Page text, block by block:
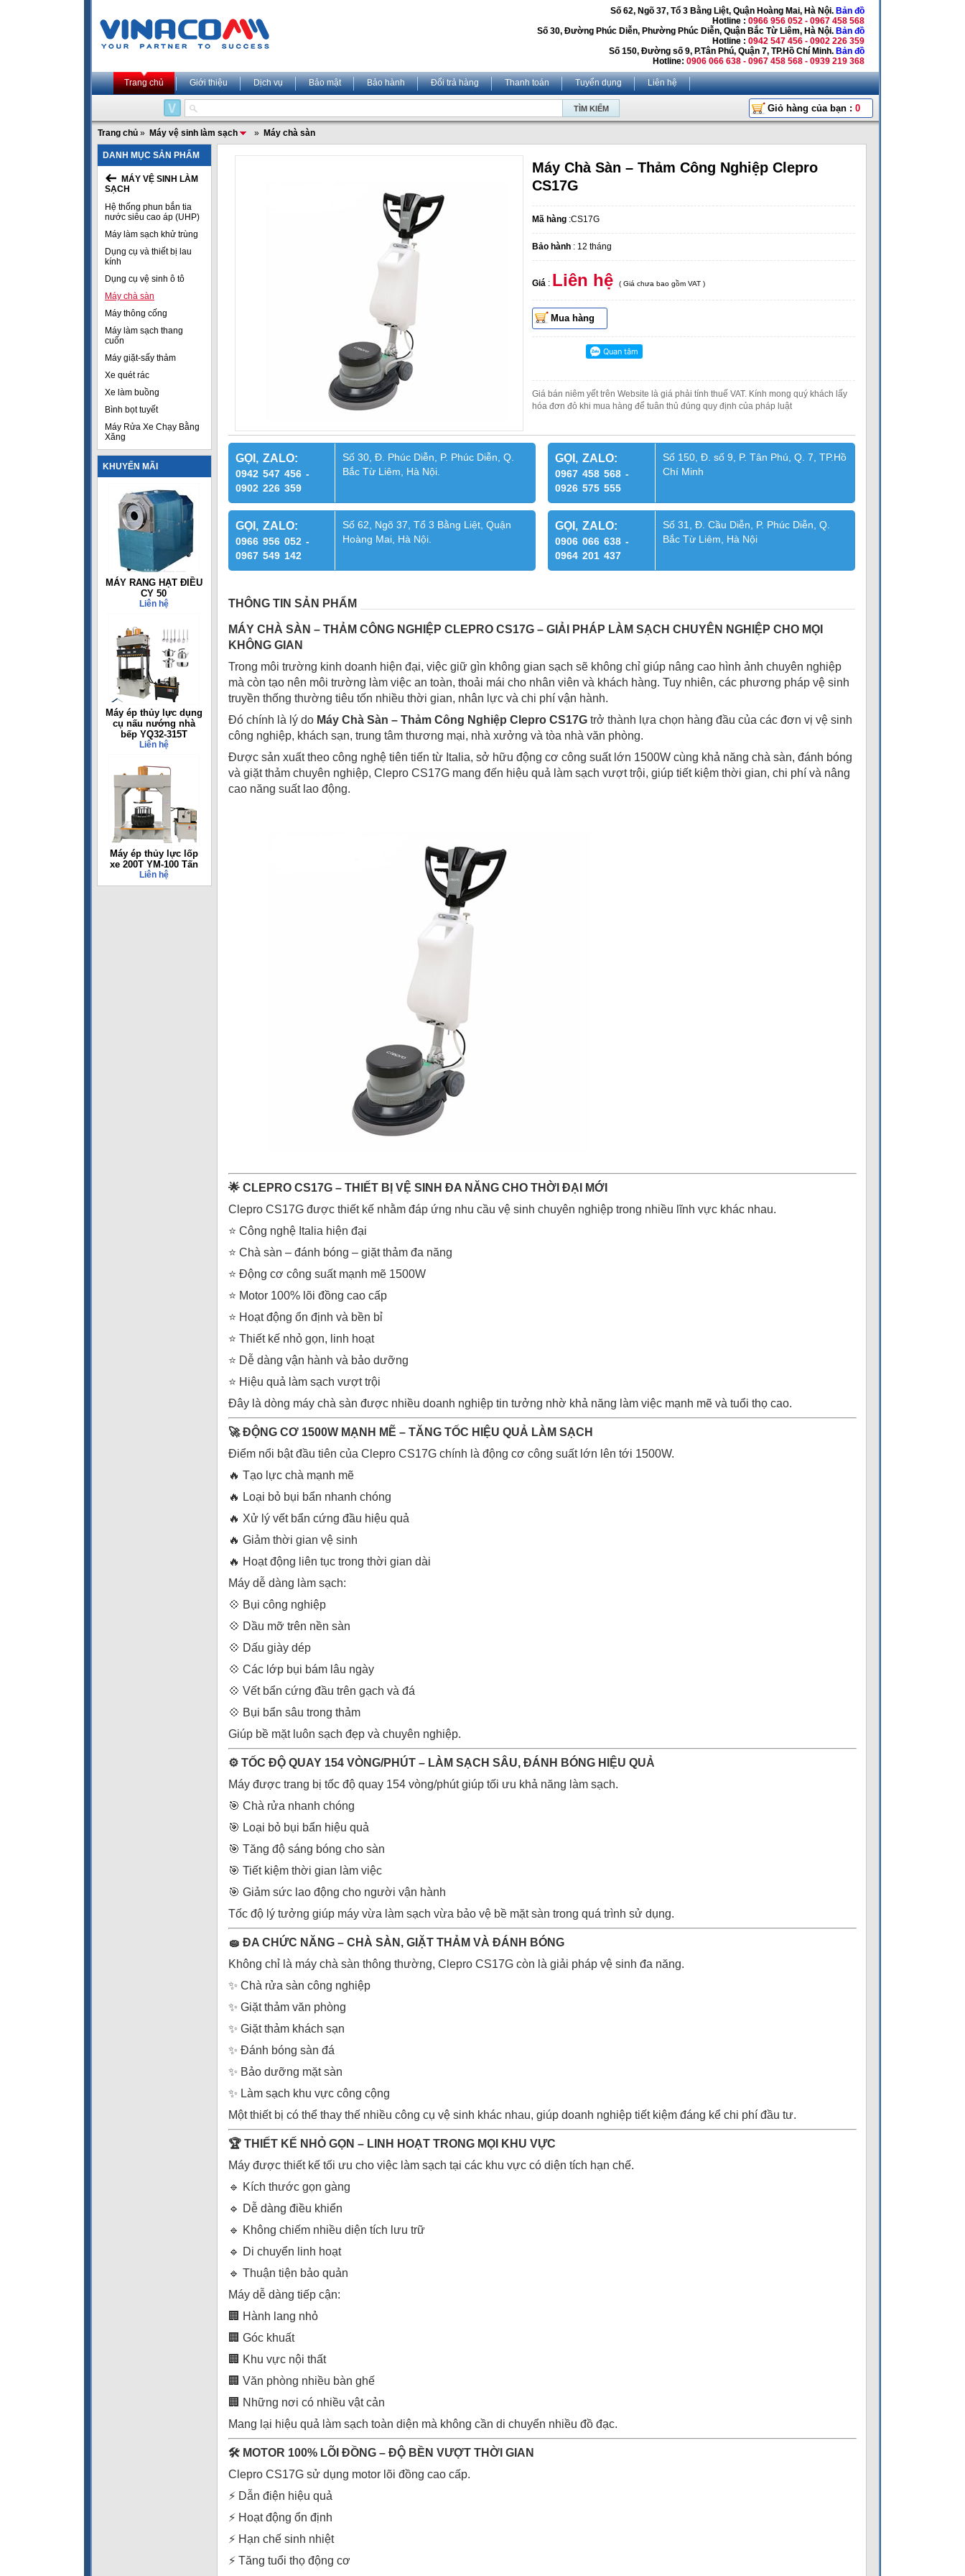
Số 62, Ngõ 37, Tổ 3 Bằng Liệt, Quận Hoàng Mai, Hà Nội. Bản đồ
Hotline : 0966 956 052 - 0967 458 568
Số 30, Đường Phúc Diễn, Phường Phúc Diễn, Quận Bắc Từ Liêm, Hà Nội. Bản đồ
Hotline : 0942 547 456 - 0902 226 359
Số 150, Đường số 9, P.Tân Phú, Quận 7, TP.Hồ Chí Minh. Bản đồ
Hotline: 0906 066 638 - 0967 458 568 - 0939 219 368
Trang chủ Giới thiệu Dịch vụ Bảo mật Bảo hành Đổi trả hàng Thanh toán Tuyển dụng Liên hệ
Giỏ hàng của bạn : 0
Trang chủ » Máy vệ sinh làm sạch » Máy chà sàn
DANH MỤC SẢN PHẨM
MÁY VỆ SINH LÀM
SẠCH
Hệ thống phun bắn tia
nước siêu cao áp (UHP)
Máy làm sạch khử trùng
Dụng cụ và thiết bị lau
kính
Dụng cụ vệ sinh ô tô
Máy chà sàn
Máy thông cống
Máy làm sạch thang
cuốn
Máy giặt-sấy thảm
Xe quét rác
Xe làm buồng
Bình bọt tuyết
Máy Rửa Xe Chạy Bằng
Xăng
KHUYẾN MÃI
MÁY RANG HẠT ĐIỀU
CY 50
Liên hệ
Máy ép thủy lực dụng
cụ nấu nướng nhà
bếp YQ32-315T
Liên hệ
Máy ép thủy lực lốp
xe 200T YM-100 Tấn
Liên hệ
Máy Chà Sàn – Thảm Công Nghiệp Clepro
CS17G
Mã hàng :CS17G
Bảo hành : 12 tháng
Giá : Liên hệ ( Giá chưa bao gồm VAT )
Mua hàng
Giá bán niêm yết trên Website là giá phải tính thuế VAT. Kính mong quý khách lấy
hóa đơn đỏ khi mua hàng để tuân thủ đúng quy định của pháp luật
GỌI, ZALO:
0942 547 456 -
0902 226 359
Số 30, Đ. Phúc Diễn, P. Phúc Diễn, Q.
Bắc Từ Liêm, Hà Nội.
GỌI, ZALO:
0967 458 568 -
0926 575 555
Số 150, Đ. số 9, P. Tân Phú, Q. 7, TP.Hồ
Chí Minh
GỌI, ZALO:
0966 956 052 -
0967 549 142
Số 62, Ngõ 37, Tổ 3 Bằng Liệt, Quận
Hoàng Mai, Hà Nội.
GỌI, ZALO:
0906 066 638 -
0964 201 437
Số 31, Đ. Cầu Diễn, P. Phúc Diễn, Q.
Bắc Từ Liêm, Hà Nội
THÔNG TIN SẢN PHẨM
MÁY CHÀ SÀN – THẢM CÔNG NGHIỆP CLEPRO CS17G – GIẢI PHÁP LÀM SẠCH CHUYÊN NGHIỆP CHO MỌI
KHÔNG GIAN
Trong môi trường kinh doanh hiện đại, việc giữ gìn không gian sạch sẽ không chỉ giúp nâng cao hình ảnh chuyên nghiệp
mà còn tạo nên môi trường làm việc an toàn, thoải mái cho nhân viên và khách hàng. Tuy nhiên, các phương pháp vệ sinh
truyền thống thường tiêu tốn nhiều thời gian, nhân lực và chi phí vận hành.
Đó chính là lý do Máy Chà Sàn – Thảm Công Nghiệp Clepro CS17G trở thành lựa chọn hàng đầu của các đơn vị vệ sinh
công nghiệp, khách sạn, trung tâm thương mại, nhà xưởng và tòa nhà văn phòng.
Được sản xuất theo công nghệ tiên tiến từ Italia, sở hữu động cơ công suất lớn 1500W cùng khả năng chà sàn, đánh bóng
và giặt thảm chuyên nghiệp, Clepro CS17G mang đến hiệu quả làm sạch vượt trội, giúp tiết kiệm thời gian, chi phí và nâng
cao năng suất lao động.
🌟 CLEPRO CS17G – THIẾT BỊ VỆ SINH ĐA NĂNG CHO THỜI ĐẠI MỚI
Clepro CS17G được thiết kế nhằm đáp ứng nhu cầu vệ sinh chuyên nghiệp trong nhiều lĩnh vực khác nhau.
⭐ Công nghệ Italia hiện đại
⭐ Chà sàn – đánh bóng – giặt thảm đa năng
⭐ Động cơ công suất mạnh mẽ 1500W
⭐ Motor 100% lõi đồng cao cấp
⭐ Hoạt động ổn định và bền bỉ
⭐ Thiết kế nhỏ gọn, linh hoạt
⭐ Dễ dàng vận hành và bảo dưỡng
⭐ Hiệu quả làm sạch vượt trội
Đây là dòng máy chà sàn được nhiều doanh nghiệp tin tưởng nhờ khả năng làm việc mạnh mẽ và tuổi thọ cao.
🚀 ĐỘNG CƠ 1500W MẠNH MẼ – TĂNG TỐC HIỆU QUẢ LÀM SẠCH
Điểm nổi bật đầu tiên của Clepro CS17G chính là động cơ công suất lớn lên tới 1500W.
🔥 Tạo lực chà mạnh mẽ
🔥 Loại bỏ bụi bẩn nhanh chóng
🔥 Xử lý vết bẩn cứng đầu hiệu quả
🔥 Giảm thời gian vệ sinh
🔥 Hoạt động liên tục trong thời gian dài
Máy dễ dàng làm sạch:
💠 Bụi công nghiệp
💠 Dầu mỡ trên nền sàn
💠 Dấu giày dép
💠 Các lớp bụi bám lâu ngày
💠 Vết bẩn cứng đầu trên gạch và đá
💠 Bụi bẩn sâu trong thảm
Giúp bề mặt luôn sạch đẹp và chuyên nghiệp.
⚙️ TỐC ĐỘ QUAY 154 VÒNG/PHÚT – LÀM SẠCH SÂU, ĐÁNH BÓNG HIỆU QUẢ
Máy được trang bị tốc độ quay 154 vòng/phút giúp tối ưu khả năng làm sạch.
🎯 Chà rửa nhanh chóng
🎯 Loại bỏ bụi bẩn hiệu quả
🎯 Tăng độ sáng bóng cho sàn
🎯 Tiết kiệm thời gian làm việc
🎯 Giảm sức lao động cho người vận hành
Tốc độ lý tưởng giúp máy vừa làm sạch vừa bảo vệ bề mặt sàn trong quá trình sử dụng.
🧽 ĐA CHỨC NĂNG – CHÀ SÀN, GIẶT THẢM VÀ ĐÁNH BÓNG
Không chỉ là máy chà sàn thông thường, Clepro CS17G còn là giải pháp vệ sinh đa năng.
✨ Chà rửa sàn công nghiệp
✨ Giặt thảm văn phòng
✨ Giặt thảm khách sạn
✨ Đánh bóng sàn đá
✨ Bảo dưỡng mặt sàn
✨ Làm sạch khu vực công cộng
Một thiết bị có thể thay thế nhiều công cụ vệ sinh khác nhau, giúp doanh nghiệp tiết kiệm đáng kể chi phí đầu tư.
🏆 THIẾT KẾ NHỎ GỌN – LINH HOẠT TRONG MỌI KHU VỰC
Máy được thiết kế tối ưu cho việc làm sạch tại các khu vực có diện tích hạn chế.
🔹 Kích thước gọn gàng
🔹 Dễ dàng điều khiển
🔹 Không chiếm nhiều diện tích lưu trữ
🔹 Di chuyển linh hoạt
🔹 Thuận tiện bảo quản
Máy dễ dàng tiếp cận:
🏢 Hành lang nhỏ
🏢 Góc khuất
🏢 Khu vực nội thất
🏢 Văn phòng nhiều bàn ghế
🏢 Những nơi có nhiều vật cản
Mang lại hiệu quả làm sạch toàn diện mà không cần di chuyển nhiều đồ đạc.
🛠️ MOTOR 100% LÕI ĐỒNG – ĐỘ BỀN VƯỢT THỜI GIAN
Clepro CS17G sử dụng motor lõi đồng cao cấp.
⚡ Dẫn điện hiệu quả
⚡ Hoạt động ổn định
⚡ Hạn chế sinh nhiệt
⚡ Tăng tuổi thọ động cơ